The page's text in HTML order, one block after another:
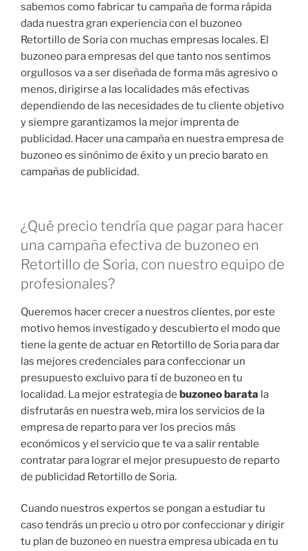
sabemos como fabricar tu campaña de forma rápida
dada nuestra gran experiencia con el buzoneo
Retortillo de Soria con muchas empresas locales. El
buzoneo para empresas del que tanto nos sentimos
orgullosos va a ser diseñada de forma más agresivo o
menos, dirigirse a las localidades más efectivas
dependiendo de las necesidades de tu cliente objetivo
y siempre garantizamos la mejor imprenta de
publicidad. Hacer una campaña en nuestra empresa de
buzoneo es sinónimo de éxito y un precio barato en
campañas de publicidad.
¿Qué precio tendría que pagar para hacer
una campaña efectiva de buzoneo en
Retortillo de Soria, con nuestro equipo de
profesionales?
Queremos hacer crecer a nuestros clientes, por este
motivo hemos investigado y descubierto el modo que
tiene la gente de actuar en Retortillo de Soria para dar
las mejores credenciales para confeccionar un
presupuesto excluivo para tí de buzoneo en tu
localidad. La mejor estrategia de buzoneo barata la
disfrutarás en nuestra web, mira los servicios de la
empresa de reparto para ver los precios más
económicos y el servicio que te va a salir rentable
contratar para lograr el mejor presupuesto de reparto
de publicidad Retortillo de Soria.
Cuando nuestros expertos se pongan a estudiar tu
caso tendrás un precio u otro por confeccionar y dirigir
tu plan de buzoneo en nuestra empresa ubicada en tu